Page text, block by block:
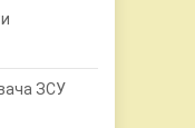
ЗСУ